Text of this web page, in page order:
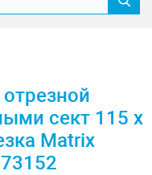
сект 115 х
Matrix